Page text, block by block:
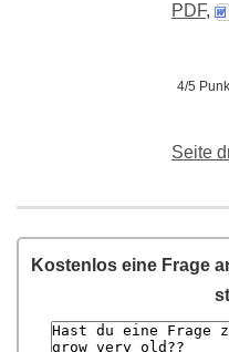
PDF,
4/5
Seite
Kostenlos eine Frage